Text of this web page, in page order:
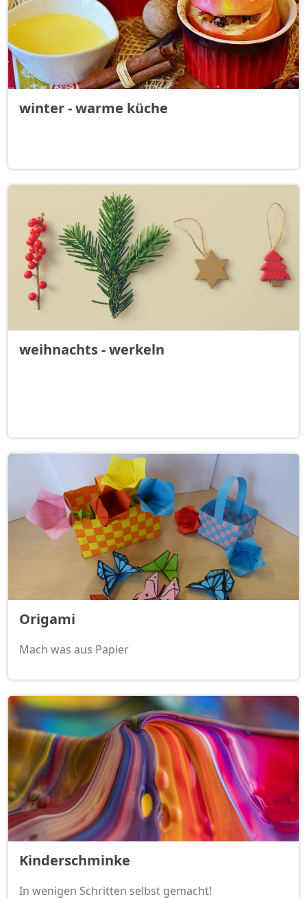
winter - warme küche
weihnachts - werkeln
Origami
Mach was aus Papier
Kinderschminke
In wenigen Schritten selbst gemacht!